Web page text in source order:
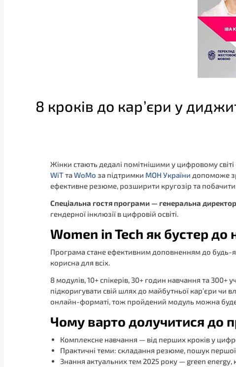
8 кроків до кар’єри у
Жінки стають дедалі помітнішими у цифровому
WiTтаWoMo за підтримки МОН України допоможе
ефективне резюме, розширити кругозір та
Спеціальна гостя програми — генеральна
гендерної інклюзії в цифровій освіті.
Women in Tech як бустер до
Програма стане ефективним доповненням до будь-
корисна для всіх.
8 модулів, 10+ спікерів, 30+ годин навчання та
підкоригувати свій шлях до майбутньої кар’єри чи
онлайн-форматі, тож пройдений модуль можна буде
Чому варто долучитися до
Комплексне навчання — від перших кроків у
Практичні теми: складання резюме, пошук першої
Знання актуальних тем 2025 року — green energy,